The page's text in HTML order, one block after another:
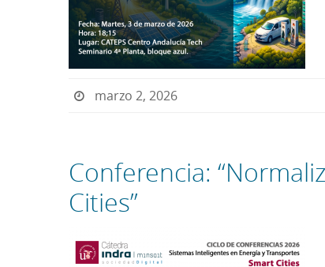
marzo 2, 2026
Conferencia:
Cities”